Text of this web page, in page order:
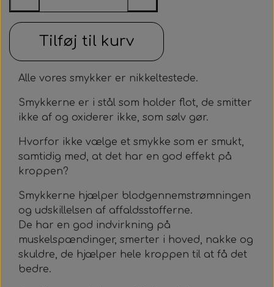
Tilføj til kurv
Alle vores smykker er nikkeltestede.
Smykkerne er i stål som holder flot, de smitter
ikke af og oxiderer ikke, som sølv gør.
Hvorfor ikke vælge et smykke som er smukt,
samtidig med, at det har en god effekt på
kroppen?
Smykkerne hjælper blodgennemstrømningen
og udskillelsen af affaldsstofferne.
De har en god indvirkning på
muskelspændinger, smerter i hoved, nakke og
skuldre, de hjælper hele kroppen til at få det
bedre.